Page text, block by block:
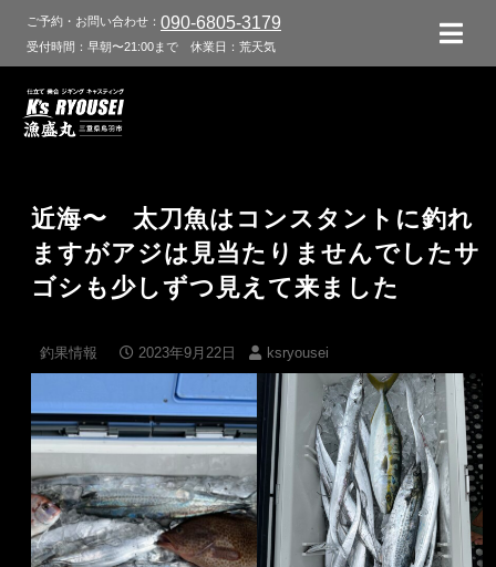
ご予約・お問い合わせ： 090-6805-3179
受付時間：早朝〜21:00まで 休業日：荒天気
近海〜 太刀魚はコンスタントに釣れ
ますがアジは見当たりませんでしたサ
ゴシも少しずつ見えて来ました
釣果情報 2023年9月22日 ksryousei